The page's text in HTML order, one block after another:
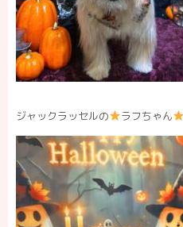
ジャックラッセルの ラフちゃん